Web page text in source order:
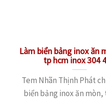
Làm biển bảng inox ăn
tp hcm inox 304
Tem Nhãn Thịnh Phát
biển bảng inox ăn mòn,